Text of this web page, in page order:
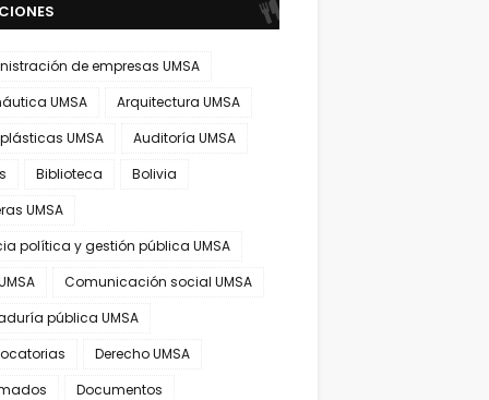
de empresas UMSA
UMSA
Arquitectura UMSA
UMSA
Auditoría UMSA
Biblioteca
Bolivia
UMSA
política y gestión pública UMSA
Comunicación social UMSA
pública UMSA
Derecho UMSA
Documentos